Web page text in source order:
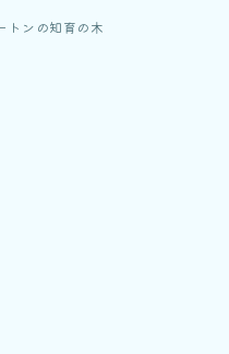
ンの知育の木